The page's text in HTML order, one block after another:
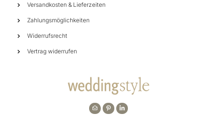
Versandkosten & Lieferzeiten
Zahlungsmöglichkeiten
Widerrufsrecht
Vertrag widerrufen